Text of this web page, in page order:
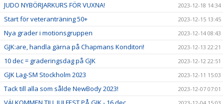
JUDO NYBÖRJARKURS FÖR VUXNA! 2023-12-18 14:34
Start för veteranträning 50+ 2023-12-15 13:45
Nya grader i motionsgruppen 2023-12-14 08:43
GJK:are, handla gärna på Chapmans Konditori! 2023-12-13 22:21
10 dec = graderingsdag på GJK 2023-12-12 22:51
GJK Lag-SM Stockholm 2023 2023-12-11 15:03
Tack till alla som sålde NewBody 2023! 2023-12-07 07:01